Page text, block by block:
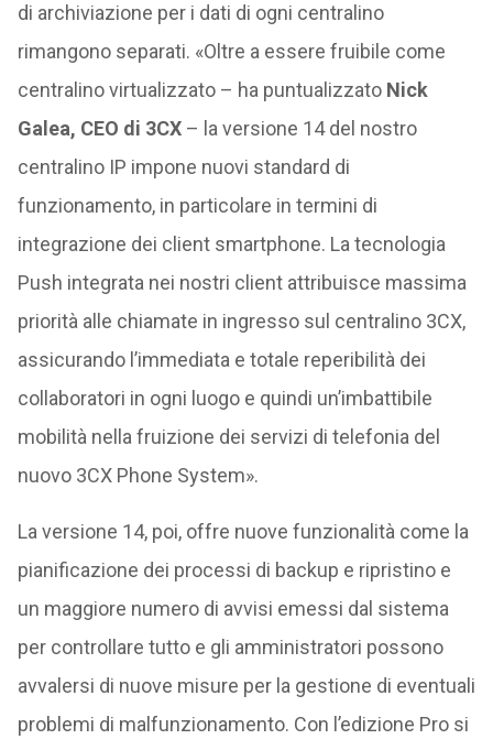
di archiviazione per i dati di ogni centralino
rimangono separati. «Oltre a essere fruibile come
centralino virtualizzato – ha puntualizzato Nick
Galea, CEO di 3CX– la versione 14 del nostro
centralino IP impone nuovi standard di
funzionamento, in particolare in termini di
integrazione dei client smartphone. La tecnologia
Push integrata nei nostri client attribuisce massima
priorità alle chiamate in ingresso sul centralino 3CX,
assicurando l’immediata e totale reperibilità dei
collaboratori in ogni luogo e quindi un’imbattibile
mobilità nella fruizione dei servizi di telefonia del
nuovo 3CX Phone System».
La versione 14, poi, offre nuove funzionalità come la
pianificazione dei processi di backup e ripristino e
un maggiore numero di avvisi emessi dal sistema
per controllare tutto e gli amministratori possono
avvalersi di nuove misure per la gestione di eventuali
problemi di malfunzionamento. Con l’edizione Pro si